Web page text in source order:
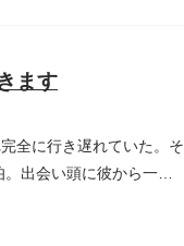
ます
全に行き遅れていた。そ
出会い頭に彼から一線